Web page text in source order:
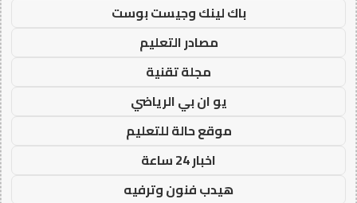
باك لينك وجيست بوست
مصادر التعليم
مجلة تقنية
يو ان بي الرياضي
موقع حالة للتعليم
اخبار 24 ساعة
هيدب فنون وترفيه